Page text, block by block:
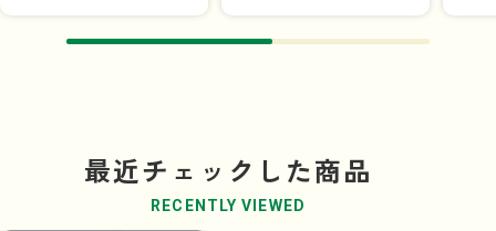
最近チェックした商品
RECENTLY VIEWED